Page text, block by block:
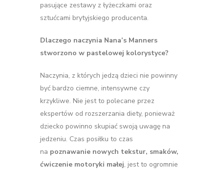
pasujące zestawy z łyżeczkami oraz
sztućcami brytyjskiego producenta.
Dlaczego naczynia Nana’s Manners
stworzono w pastelowej kolorystyce?
Naczynia, z których jedzą dzieci nie powinny
być bardzo ciemne, intensywne czy
krzykliwe. Nie jest to polecane przez
ekspertów od rozszerzania diety, ponieważ
dziecko powinno skupiać swoją uwagę na
jedzeniu. Czas posiłku to czas
na poznawanie nowych tekstur, smaków,
ćwiczenie motoryki małej, jest to ogromnie